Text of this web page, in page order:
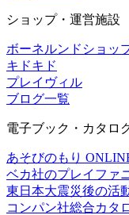
ショップ・運営施設
ボーネルンドショッ
キドキド
プレイヴィル
ブログ一覧
電子ブック・カタロ
あそびのもり
ベカ社のプレイファ
東日本大震災後の活
コンパン社総合カタ